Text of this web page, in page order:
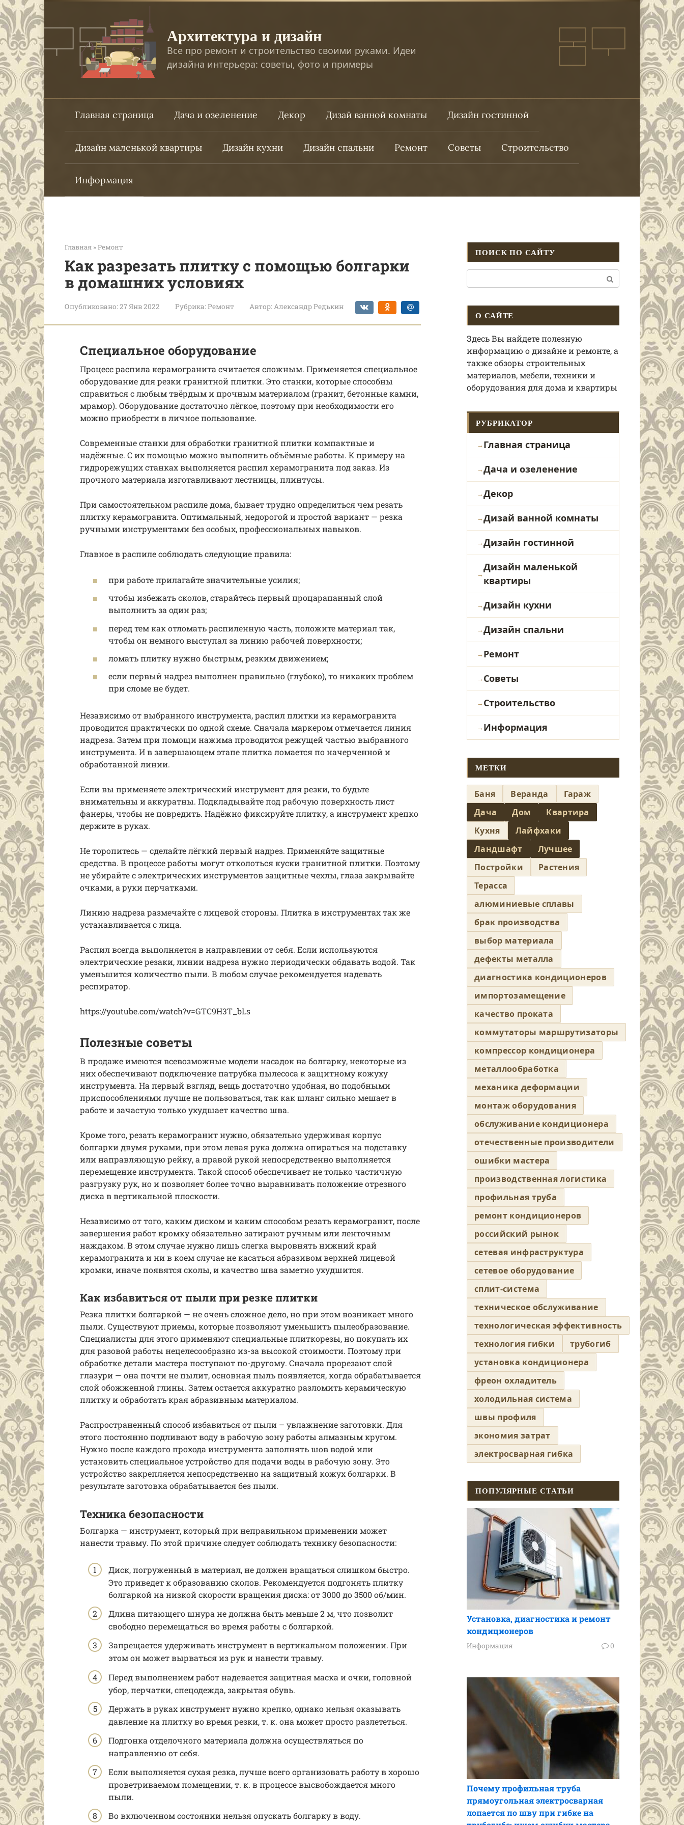
Перейти
к
контенту
Архитектура и дизайн
Все про ремонт и строительство своими руками. Идеи
дизайна интерьера: советы, фото и примеры
Главная страница Дача и озеленение Декор Дизай ванной комнаты Дизайн гостинной
Дизайн маленькой квартиры Дизайн кухни Дизайн спальни Ремонт Советы Строительство
Информация
Главная »Ремонт
Как разрезать плитку с помощью болгарки
в домашних условиях
Опубликовано:27 Янв 2022 Рубрика:Ремонт Автор:Александр Редькин
Специальное оборудование
Процесс распила керамогранита считается сложным. Применяется специальное
оборудование для резки гранитной плитки. Это станки, которые способны
справиться с любым твёрдым и прочным материалом (гранит, бетонные камни,
мрамор). Оборудование достаточно лёгкое, поэтому при необходимости его
можно приобрести в личное пользование.
Современные станки для обработки гранитной плитки компактные и
надёжные. С их помощью можно выполнить объёмные работы. К примеру на
гидрорежущих станках выполняется распил керамогранита под заказ. Из
прочного материала изготавливают лестницы, плинтусы.
При самостоятельном распиле дома, бывает трудно определиться чем резать
плитку керамогранита. Оптимальный, недорогой и простой вариант — резка
ручными инструментами без особых, профессиональных навыков.
Главное в распиле соблюдать следующие правила:
при работе прилагайте значительные усилия;
чтобы избежать сколов, старайтесь первый процарапанный слой
выполнить за один раз;
перед тем как отломать распиленную часть, положите материал так,
чтобы он немного выступал за линию рабочей поверхности;
ломать плитку нужно быстрым, резким движением;
если первый надрез выполнен правильно (глубоко), то никаких проблем
при сломе не будет.
Независимо от выбранного инструмента, распил плитки из керамогранита
проводится практически по одной схеме. Сначала маркером отмечается линия
надреза. Затем при помощи нажима проводится режущей частью выбранного
инструмента. И в завершающем этапе плитка ломается по начерченной и
обработанной линии.
Если вы применяете электрический инструмент для резки, то будьте
внимательны и аккуратны. Подкладывайте под рабочую поверхность лист
фанеры, чтобы не повредить. Надёжно фиксируйте плитку, а инструмент крепко
держите в руках.
Не торопитесь — сделайте лёгкий первый надрез. Применяйте защитные
средства. В процессе работы могут отколоться куски гранитной плитки. Поэтому
не убирайте с электрических инструментов защитные чехлы, глаза закрывайте
очками, а руки перчатками.
Линию надреза размечайте с лицевой стороны. Плитка в инструментах так же
устанавливается с лица.
Распил всегда выполняется в направлении от себя. Если используются
электрические резаки, линии надреза нужно периодически обдавать водой. Так
уменьшится количество пыли. В любом случае рекомендуется надевать
респиратор.
https://youtube.com/watch?v=GTC9H3T_bLs
Полезные советы
В продаже имеются всевозможные модели насадок на болгарку, некоторые из
них обеспечивают подключение патрубка пылесоса к защитному кожуху
инструмента. На первый взгляд, вещь достаточно удобная, но подобными
приспособлениями лучше не пользоваться, так как шланг сильно мешает в
работе и зачастую только ухудшает качество шва.
Кроме того, резать керамогранит нужно, обязательно удерживая корпус
болгарки двумя руками, при этом левая рука должна опираться на подставку
или направляющую рейку, а правой рукой непосредственно выполняется
перемещение инструмента. Такой способ обеспечивает не только частичную
разгрузку рук, но и позволяет более точно выравнивать положение отрезного
диска в вертикальной плоскости.
Независимо от того, каким диском и каким способом резать керамогранит, после
завершения работ кромку обязательно затирают ручным или ленточным
наждаком. В этом случае нужно лишь слегка выровнять нижний край
керамогранита и ни в коем случае не касаться абразивом верхней лицевой
кромки, иначе появятся сколы, и качество шва заметно ухудшится.
Как избавиться от пыли при резке плитки
Резка плитки болгаркой — не очень сложное дело, но при этом возникает много
пыли. Существуют приемы, которые позволяют уменьшить пылеобразование.
Специалисты для этого применяют специальные плиткорезы, но покупать их
для разовой работы нецелесообразно из-за высокой стоимости. Поэтому при
обработке детали мастера поступают по-другому. Сначала прорезают слой
глазури — она почти не пылит, основная пыль появляется, когда обрабатывается
слой обожженной глины. Затем остается аккуратно разломить керамическую
плитку и обработать края абразивным материалом.
Распространенный способ избавиться от пыли – увлажнение заготовки. Для
этого постоянно подливают воду в рабочую зону работы алмазным кругом.
Нужно после каждого прохода инструмента заполнять шов водой или
установить специальное устройство для подачи воды в рабочую зону. Это
устройство закрепляется непосредственно на защитный кожух болгарки. В
результате заготовка обрабатывается без пыли.
Техника безопасности
Болгарка — инструмент, который при неправильном применении может
нанести травму. По этой причине следует соблюдать технику безопасности:
Диск, погруженный в материал, не должен вращаться слишком быстро.
Это приведет к образованию сколов. Рекомендуется подгонять плитку
болгаркой на низкой скорости вращения диска: от 3000 до 3500 об/мин.
Длина питающего шнура не должна быть меньше 2 м, что позволит
свободно перемещаться во время работы с болгаркой.
Запрещается удерживать инструмент в вертикальном положении. При
этом он может вырваться из рук и нанести травму.
Перед выполнением работ надевается защитная маска и очки, головной
убор, перчатки, спецодежда, закрытая обувь.
Держать в руках инструмент нужно крепко, однако нельзя оказывать
давление на плитку во время резки, т. к. она может просто разлететься.
Подгонка отделочного материала должна осуществляться по
направлению от себя.
Если выполняется сухая резка, лучше всего организовать работу в хорошо
проветриваемом помещении, т. к. в процессе высвобождается много
пыли.
Во включенном состоянии нельзя опускать болгарку в воду.
ПОИСК ПО САЙТУ
О САЙТЕ
Здесь Вы найдете полезную
информацию о дизайне и ремонте, а
также обзоры строительных
материалов, мебели, техники и
оборудования для дома и квартиры
РУБРИКАТОР
Главная страница
Дача и озеленение
Декор
Дизай ванной комнаты
Дизайн гостинной
Дизайн маленькой
квартиры
Дизайн кухни
Дизайн спальни
Ремонт
Советы
Строительство
Информация
МЕТКИ
Баня Веранда
Гараж
Дача
Дом
Квартира
Кухня
Лайфхаки
Ландшафт
Лучшее
Постройки
Растения
Терасса
алюминиевые сплавы
брак производства
выбор материала
дефекты металла
диагностика кондиционеров
импортозамещение
качество проката
коммутаторы маршрутизаторы
компрессор кондиционера
металлообработка
механика деформации
монтаж оборудования
обслуживание кондиционера
отечественные производители
ошибки мастера
производственная логистика
профильная труба
ремонт кондиционеров
российский рынок
сетевая инфраструктура
сетевое оборудование
сплит-система
техническое обслуживание
технологическая эффективность
технология гибки
трубогиб
установка кондиционера
фреон охладитель
холодильная система
швы профиля
экономия затрат
электросварная гибка
ПОПУЛЯРНЫЕ СТАТЬИ
Установка, диагностика и ремонт
кондиционеров
Информация 0
Почему профильная труба
прямоугольная электросварная
лопается по шву при гибке на